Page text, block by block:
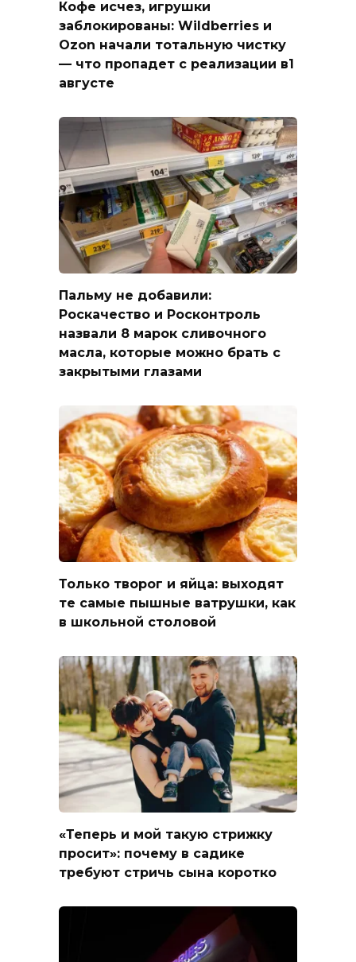
Кофе исчез, игрушки
заблокированы: Wildberries и
Ozon начали тотальную чистку
— что пропадет с реализации в1
августе
Пальму не добавили:
Роскачество и Росконтроль
назвали 8 марок сливочного
масла, которые можно брать с
закрытыми глазами
Только творог и яйца: выходят
те самые пышные ватрушки, как
в школьной столовой
«Теперь и мой такую стрижку
просит»: почему в садике
требуют стричь сына коротко